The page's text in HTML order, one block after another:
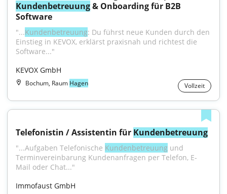
Kundenbetreuung & Onboarding für B2B
Software
"...Kundenbetreuung: Du führst neue Kunden durch den
Einstieg in KEVOX, erklärst praxisnah und richtest die
Software..."
KEVOX GmbH
Bochum, Raum Hagen Vollzeit
Telefonistin / Assistentin für Kundenbetreuung
"...Aufgaben Telefonische Kundenbetreuung und
Terminvereinbarung Kundenanfragen per Telefon, E-
Mail oder Chat..."
Immofaust GmbH